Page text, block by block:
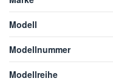
Modell
Modellnummer
Modellreihe